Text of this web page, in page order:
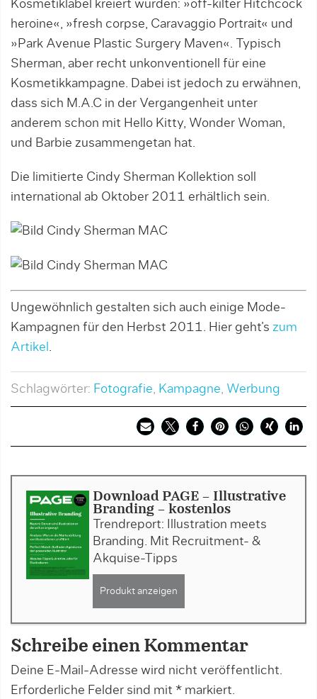
Kosmetiklabel kreiert wurden: »off-kilter Hitchcock
heroine«, »fresh corpse, Caravaggio Portrait« und
»Park Avenue Plastic Surgery Maven«. Typisch
Sherman, aber recht unkonventionell für eine
Kosmetikkampagne. Dabei ist jedoch zu erwähnen,
dass sich M.A.C in der Vergangenheit unter
anderem schon mit Hello Kitty, Wonder Woman,
und Barbie zusammengetan hat.
Die limitierte Cindy Sherman Kollektion soll
international ab Oktober 2011 erhältlich sein.
Ungewöhnlich gestalten sich auch einige Mode-
Kampagnen für den Herbst 2011. Hier geht’s zum
Artikel .
Schlagwörter: Fotografie, Kampagne, Werbung
Download PAGE - Illustrative
Branding - kostenlos
Trendreport: Illustration meets
Branding. Mit Recruitment- &
Akquise-Tipps
Produkt anzeigen
Schreibe einen Kommentar
Deine E-Mail-Adresse wird nicht veröffentlicht.
Erforderliche Felder sind mit * markiert.